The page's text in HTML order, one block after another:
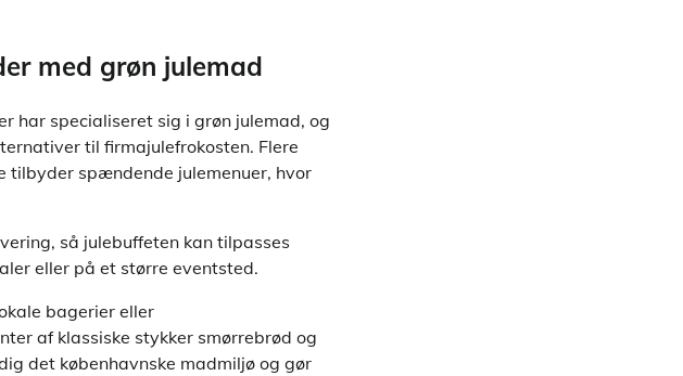
med grøn julemad
har specialiseret sig i grøn julemad, og
til firmajulefrokosten. Flere
tilbyder spændende julemenuer, hvor
så julebuffeten kan tilpasses
eller på et større eventsted.
bagerier eller
af klassiske stykker smørrebrød og
det københavnske madmiljø og gør